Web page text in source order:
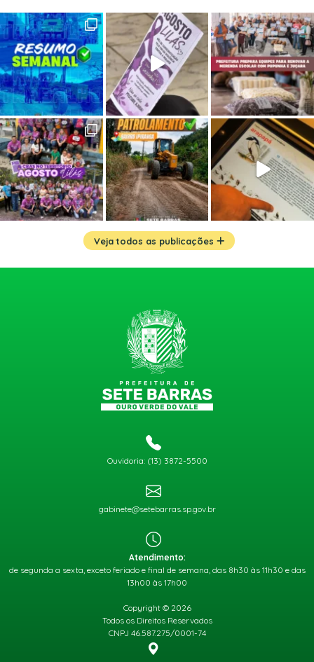
Veja todos as publicações
Ouvidoria: (13) 3872-5500
gabinete@setebarras.sp.gov.br
Atendimento:
de segunda a sexta, exceto feriado e final de semana, das 8h30 às 11h30 e das
13h00 às 17h00
Copyright © 2026
Todos os Direitos Reservados
CNPJ 46.587.275/0001-74